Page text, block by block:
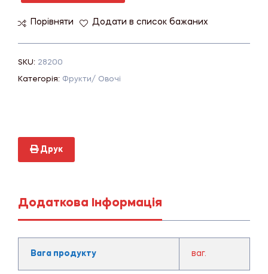
Порівняти Додати в список бажаних
SKU: 28200
Категорія: Фрукти/ Овочі
Друк
Додаткова Інформація
Вага продукту ваг.